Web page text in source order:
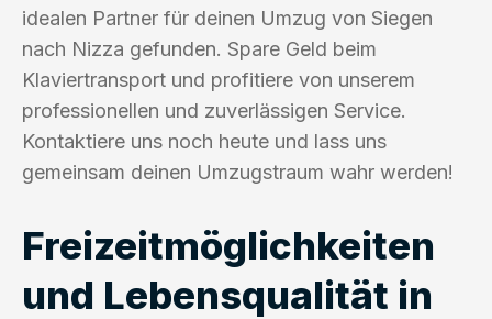
idealen Partner für deinen Umzug von Siegen
nach Nizza gefunden. Spare Geld beim
Klaviertransport und profitiere von unserem
professionellen und zuverlässigen Service.
Kontaktiere uns noch heute und lass uns
gemeinsam deinen Umzugstraum wahr werden!
Freizeitmöglichkeiten
und Lebensqualität in